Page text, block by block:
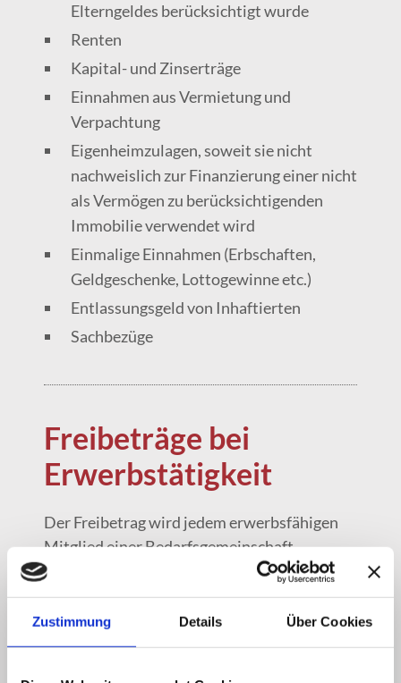
Zustimmung Details Über Cookies
Elterngeldes berücksichtigt wurde
Renten
Kapital- und Zinserträge
Einnahmen aus Vermietung und
Verpachtung
Eigenheimzulagen, soweit sie nicht
nachweislich zur Finanzierung einer nicht
als Vermögen zu berücksichtigenden
Immobilie verwendet wird
Einmalige Einnahmen (Erbschaften,
Geldgeschenke, Lottogewinne etc.)
Entlassungsgeld von Inhaftierten
Sachbezüge
Freibeträge bei
Erwerbstätigkeit
Der Freibetrag wird jedem erwerbsfähigen
Mitglied einer Bedarfsgemeinschaft
eingeräumt, das Einkommen aus einer
Erwerbstätigkeit erzielt.
Berechnungsgrundlage zur Ermittlung des
Freibetrages ist bei abhängig Erwerbstätigen